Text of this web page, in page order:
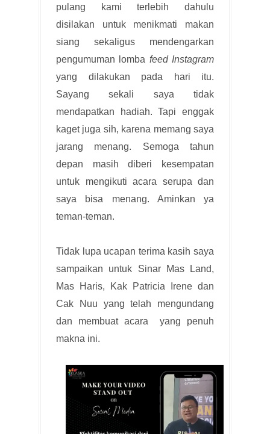
pulang kami terlebih dahulu
disilakan untuk menikmati makan
siang sekaligus mendengarkan
pengumuman lomba feed Instagram
yang dilakukan pada hari itu.
Sayang sekali saya tidak
mendapatkan hadiah. Tapi enggak
kaget juga sih, karena memang saya
jarang menang. Semoga tahun
depan masih diberi kesempatan
untuk mengikuti acara serupa dan
saya bisa menang. Aminkan ya
teman-teman.
Tidak lupa ucapan terima kasih saya
sampaikan untuk Sinar Mas Land,
Mas Haris, Kak Patricia Irene dan
Cak Nuu yang telah mengundang
dan membuat acara yang penuh
makna ini.